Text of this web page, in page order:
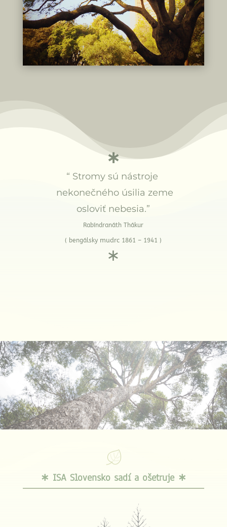
∗
“ Stromy sú nástroje
nekonečného úsilia zeme
osloviť nebesia.”
Rabíndranáth Thákur
( bengálsky mudrc 1861 – 1941 )
∗
∗ ISA Slovensko sadí a ošetruje ∗